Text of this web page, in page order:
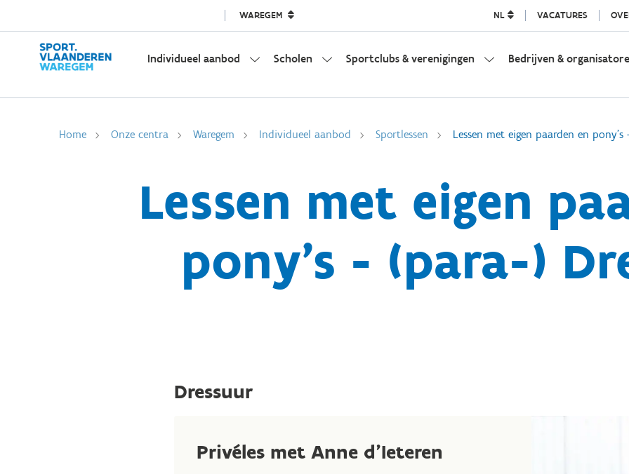
WAREGEM NL VACATURES
Individueel aanbod Scholen Sportclubs & verenigingen Bedrijven &
Home Onze centra Waregem Individueel aanbod Sportlessen Lessen met eigen paarden en pony's
Lessen met eigen
pony's - (para-)
Dressuur
Privéles met Anne d'Ieteren